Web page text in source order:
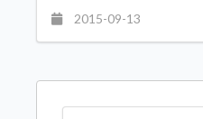
2015-09-13